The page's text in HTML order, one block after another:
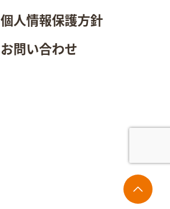
個人情報保護方針
お問い合わせ